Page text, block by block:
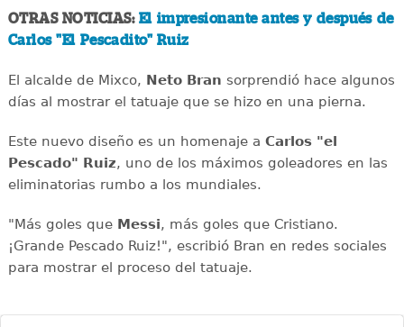
OTRAS NOTICIAS: El impresionante antes y después de
Carlos "El Pescadito" Ruiz
El alcalde de Mixco, Neto Bran sorprendió hace algunos
días al mostrar el tatuaje que se hizo en una pierna.
Este nuevo diseño es un homenaje a Carlos "el
Pescado" Ruiz, uno de los máximos goleadores en las
eliminatorias rumbo a los mundiales.
"Más goles que Messi, más goles que Cristiano.
¡Grande Pescado Ruiz!", escribió Bran en redes sociales
para mostrar el proceso del tatuaje.